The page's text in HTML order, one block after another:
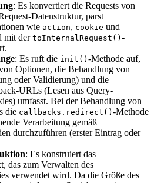
: Es konvertiert die Requests von
Datenstruktur, parst
wie action, cookie und
mit der toInternalRequest() -
: Es ruft die init() -Methode auf,
Optionen, die Behandlung von
oder Validierung) und die
URLs (Lesen aus Query-
umfasst. Bei der Behandlung von
die callbacks.redirect() -Methode
Verarbeitung gemäß
durchzuführen (erster Eintrag oder
: Es konstruiert das
das zum Verwalten des
verwendet wird. Da die Größe des